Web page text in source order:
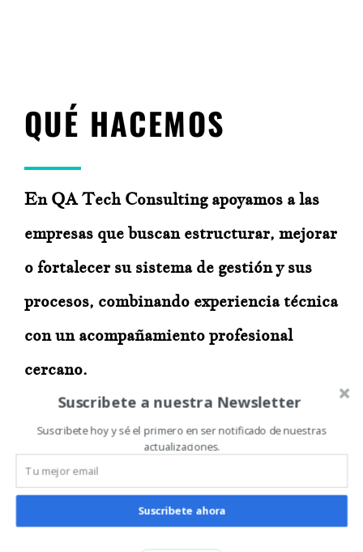
QUÉ HACEMOS
En QA Tech Consulting apoyamos a las
empresas que buscan estructurar, mejorar
o fortalecer su sistema de gestión y sus
procesos, combinando experiencia técnica
con un acompañamiento profesional
cercano.
Descubre cómo podemos ayudarte en cada
etapa de tu crecimiento.
Suscribete a nuestra Newsletter
Suscribete hoy y sé el primero en ser notificado de nuestras
actualizaciones.
Suscribete ahora